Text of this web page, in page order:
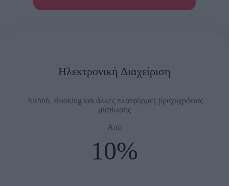
Ηλεκτρονική Διαχείριση
Airbnb, Booking και άλλες πλατφόρμες βραχυχρόνιας
μίσθωσης
Από
10%